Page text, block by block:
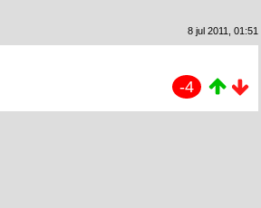
8 jul 2011, 01:51
-4